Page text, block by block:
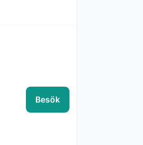
Besök